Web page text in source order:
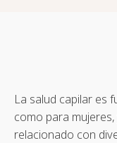
La salud capilar es
como para
relacionado con